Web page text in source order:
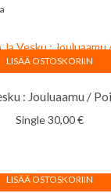
Sorted
: Jouluaamu /
Single30,00€
LISÄÄ OSTOSKORIIN
LISÄÄ OSTOSKORIIN